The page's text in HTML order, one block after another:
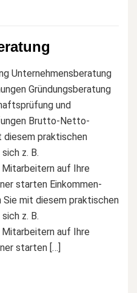
Unternehmensberatung
Gründungsberatung
und
Brutto-Netto-
diesem praktischen
z. B.
Mitarbeitern auf Ihre
starten Einkommen-
mit diesem praktischen
z. B.
Mitarbeitern auf Ihre
starten […]